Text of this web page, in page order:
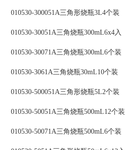
010530-300051A三角形烧瓶3L4个装
010530-30051A三角烧瓶300mL6x4入
010530-30071A三角烧瓶300mL6个装
010530-3061A三角烧瓶30mL10个装
010530-500051A三角形烧瓶5L2个装
010530-50051A三角烧瓶500mL12个装
010530-50071A三角烧瓶500mL6个装